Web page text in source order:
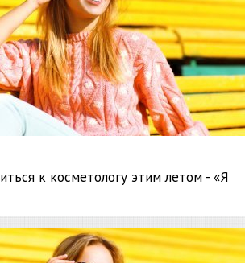
к косметологу этим летом - «Я